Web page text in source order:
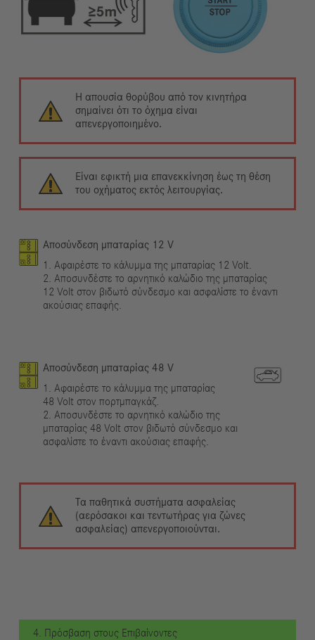
Η απουσία θορύβου από τον κινητήρα
σημαίνει ότι το όχημα είναι
απενεργοποιημένο.
Είναι εφικτή μια επανεκκίνηση έως τη θέση
του οχήματος εκτός λειτουργίας.
Αποσύνδεση μπαταρίας 12 V
1. Αφαιρέστε το κάλυμμα της μπαταρίας 12 Volt.
2. Αποσυνδέστε το αρνητικό καλώδιο της μπαταρίας
12 Volt στον βιδωτό σύνδεσμο και ασφαλίστε το έναντι
ακούσιας επαφής.
Αποσύνδεση μπαταρίας 48 V
1. Αφαιρέστε το κάλυμμα της μπαταρίας
48 Volt στον πορτμπαγκάζ.
2. Αποσυνδέστε το αρνητικό καλώδιο της
μπαταρίας 48 Volt στον βιδωτό σύνδεσμο και
ασφαλίστε το έναντι ακούσιας επαφής.
Τα παθητικά συστήματα ασφαλείας
(αερόσακοι και τεντωτήρας για ζώνες
ασφαλείας) απενεργοποιούνται.
4. Πρόσβαση στους Επιβαίνοντες